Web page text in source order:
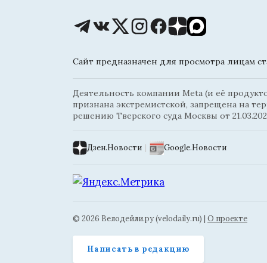
Сайт предназначен для просмотра лицам
Деятельность компании Meta (и её
признана экстремистской, запрещена на
решению Тверского суда Москвы от
Дзен.Новости | Google.Новости
© 2026 Велодейли.ру (velodaily.ru) | О проекте
Написать в редакцию